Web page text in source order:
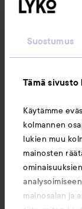
Suostumus
Tämä
Käytämme
kolmannen
lukien muu
mainosten
mainosalan ja
Seuraa meitä
Tietoja
Saattaisit